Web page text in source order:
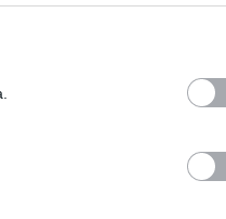
arra, hogy bárki